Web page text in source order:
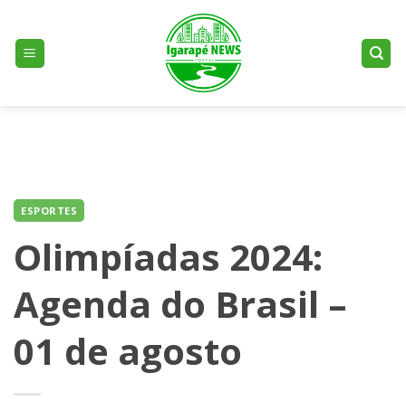
content
ESPORTES
Olimpíadas 2024:
Agenda do Brasil –
01 de agosto